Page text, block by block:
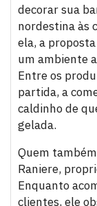
decorar sua
nordestina às
ela, a
um ambiente
Entre os
partida, a
caldinho de
gelada.
Quem
Raniere,
Enquanto
clientes, ele